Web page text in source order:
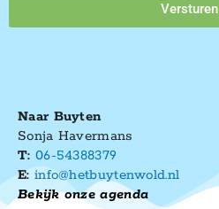
Versturen
Naar Buyten
Sonja Havermans
T: 06-54388379
E: info@hetbuytenwold.nl
Bekijk onze agenda